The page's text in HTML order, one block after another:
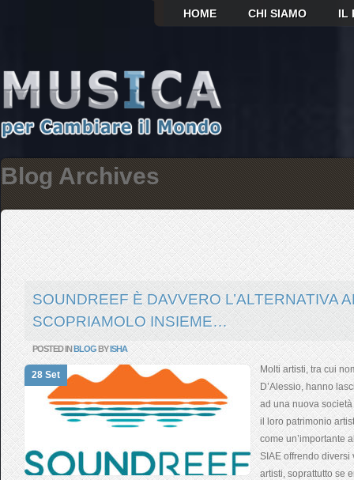
HOME CHI SIAMO IL
Blog Archives
SOUNDREEF È DAVVERO L’ALTERNATIVA
SCOPRIAMOLO INSIEME…
POSTED INBLOG BYISHA
Molti artisti, tra cui
D’Alessio, hanno
ad una nuova
il loro patrimonio
come un’importante
SIAE offrendo
artisti, soprattutto se
28 Set